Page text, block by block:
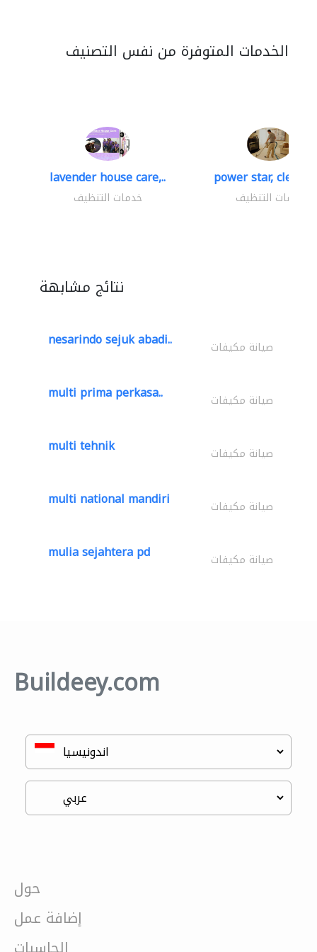
الخدمات المتوفرة من نفس التصنيف
lavender house care,..
خدمات التنظيف
power star,
خدمات التنظيف
نتائج مشابهة
nesarindo sejuk abadi.. صيانة مكيفات
multi prima perkasa.. صيانة مكيفات
multi tehnik صيانة مكيفات
multi national mandiri صيانة مكيفات
mulia sejahtera pd صيانة مكيفات
Buildeey.com
حول
إضافة عمل